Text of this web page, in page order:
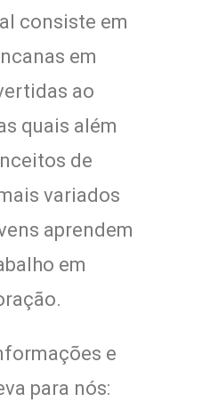
consiste em
em
ao
quais além
de
variados
aprendem
em
e
para nós: